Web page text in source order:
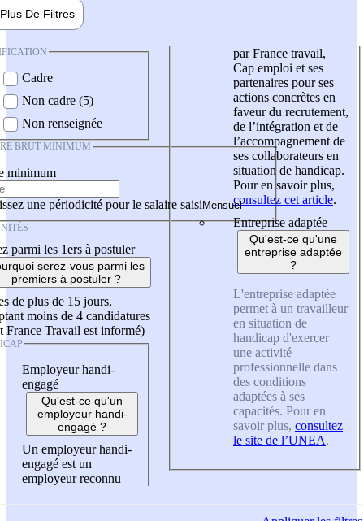
Plus De Filtres
Cadre
Non cadre (5)
Non renseignée
BRUT MINIMUM
minimum
une périodicité pour le salaire saisi
parmi les 1ers à postuler
serez-vous parmi les
premiers à postuler ?
de plus de 15 jours,
moins de 4 candidatures
France Travail est informé)
Employeur handi-
engagé
Qu'est-ce qu'un
employeur handi-
engagé ?
Un employeur handi-
engagé est un
employeur reconnu
par France travail,
Cap emploi et ses
partenaires pour ses
actions concrètes en
faveur du recrutement,
de l’intégration et de
l’accompagnement de
ses collaborateurs en
situation de handicap.
Pour en savoir plus,
consultez cet article.
Entreprise adaptée
Qu'est-ce qu'une
entreprise adaptée
?
L'entreprise adaptée
permet à un travailleur
en situation de
handicap d'exercer
une activité
professionnelle dans
des conditions
adaptées à ses
capacités. Pour en
savoir plus, consultez
le site de l’UNEA.